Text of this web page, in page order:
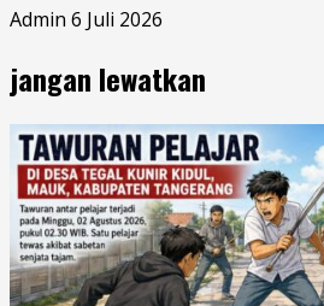
Admin 6 Juli 2026
jangan lewatkan